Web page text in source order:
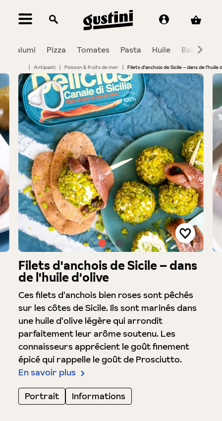
principal
Salumi Pizza Tomates Pasta Huile
| Antipasti | Poisson & fruits de mer | Filets d'anchois de Sicile – dans de l'huile
Bildergalerie überspringen
Filets d'anchois de Sicile – dans
de l'huile d'olive
Ces filets d'anchois bien roses sont pêchés
sur les côtes de Sicile. Ils sont marinés dans
une huile d'olive légère qui arrondit
parfaitement leur arôme soutenu. Les
connaisseurs apprécient le goût finement
épicé qui rappelle le goût de Prosciutto.
En savoir plus
Portrait
Informations